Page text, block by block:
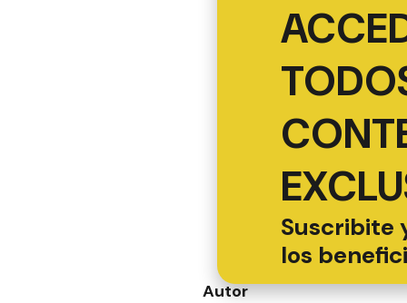
Suscribite
los
Autor